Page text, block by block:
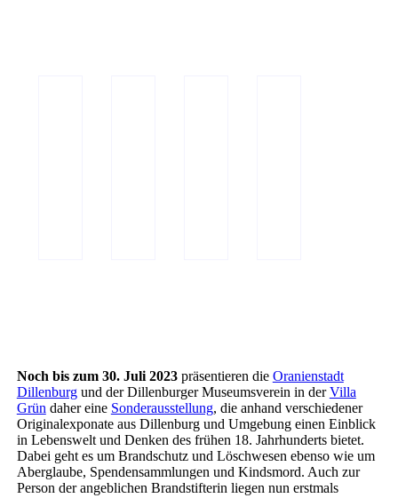
Noch bis zum 30. Juli 2023präsentieren die Oranienstadt
Dillenburgund der Dillenburger Museumsverein in derVilla
Grün daher eine Sonderausstellung, die anhand verschiedener
Originalexponate aus Dillenburg und Umgebung einen Einblick
in Lebenswelt und Denken des frühen 18. Jahrhunderts bietet.
Dabei geht es um Brandschutz und Löschwesen ebenso wie um
Aberglaube, Spendensammlungen und Kindsmord. Auch zur
Person der angeblichen Brandstifterin liegen nun erstmals